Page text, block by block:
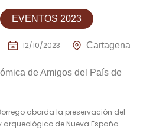
EVENTOS 2023
12/10/2023 Cartagena
de Amigos del País de
aborda la preservación del
de Nueva España.